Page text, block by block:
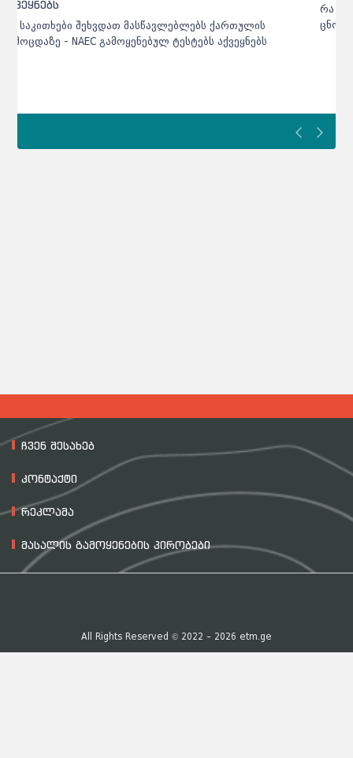
რა ცვლილებები შევიდა თსუ-ს წესდებაში - დეტალები
ცნობილია
ჩვენ შესახებ
კონტაქტი
რეკლამა
მასალის გამოყენების პირობები
All Rights Reserved © 2022 - 2026 etm.ge